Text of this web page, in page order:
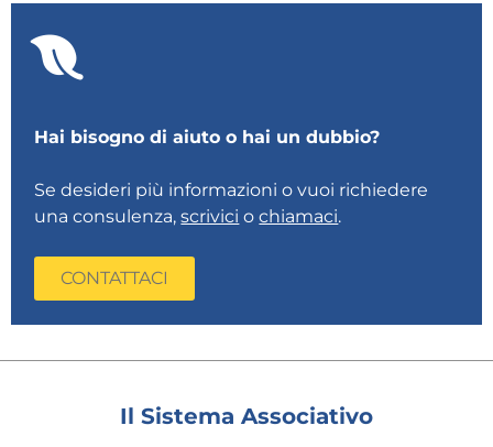
Hai bisogno di aiuto o hai un dubbio?
Se desideri più informazioni o vuoi richiedere
una consulenza,scrivici ochiamaci.
CONTATTACI
Il Sistema Associativo